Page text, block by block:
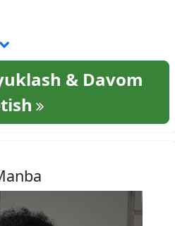
& Davom